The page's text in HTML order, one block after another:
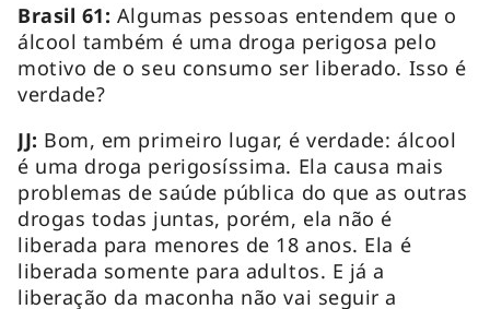
Brasil 61: Algumas pessoas entendem que o
álcool também é uma droga perigosa pelo
motivo de o seu consumo ser liberado. Isso é
verdade?
JJ: Bom, em primeiro lugar, é verdade: álcool
é uma droga perigosíssima. Ela causa mais
problemas de saúde pública do que as outras
drogas todas juntas, porém, ela não é
liberada para menores de 18 anos. Ela é
liberada somente para adultos. E já a
liberação da maconha não vai seguir a